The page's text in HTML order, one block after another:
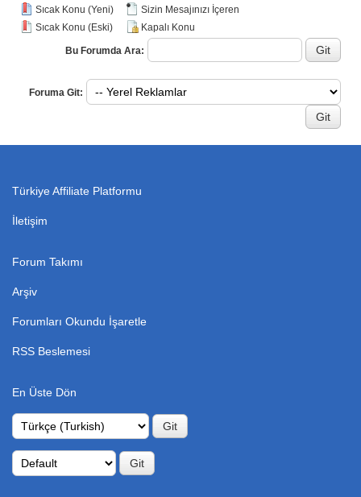
Sıcak Konu (Yeni)
Sıcak Konu (Eski)
Sizin Mesajınızı İçeren
Kapalı Konu
Bu Forumda Ara:
Foruma Git:
Türkiye Affiliate Platformu
İletişim
Forum Takımı
Arşiv
Forumları Okundu İşaretle
RSS Beslemesi
En Üste Dön